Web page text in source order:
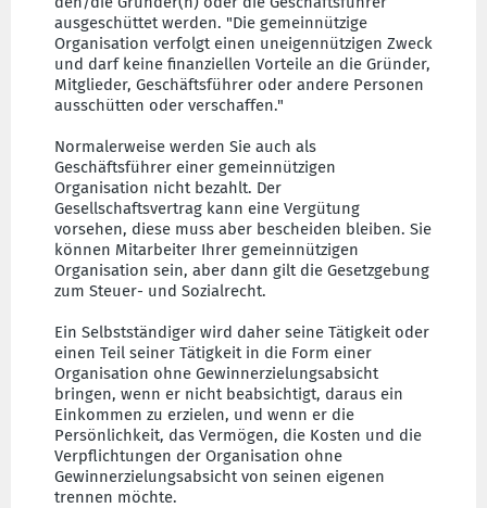
ausgeschüttet werden. "Die gemeinnützige
Organisation verfolgt einen uneigennützigen Zweck
und darf keine finanziellen Vorteile an die Gründer,
Mitglieder, Geschäftsführer oder andere Personen
ausschütten oder verschaffen."
Normalerweise werden Sie auch als
Geschäftsführer einer gemeinnützigen
Organisation nicht bezahlt. Der
Gesellschaftsvertrag kann eine Vergütung
vorsehen, diese muss aber bescheiden bleiben. Sie
können Mitarbeiter Ihrer gemeinnützigen
Organisation sein, aber dann gilt die Gesetzgebung
zum Steuer- und Sozialrecht.
Ein Selbstständiger wird daher seine Tätigkeit oder
einen Teil seiner Tätigkeit in die Form einer
Organisation ohne Gewinnerzielungsabsicht
bringen, wenn er nicht beabsichtigt, daraus ein
Einkommen zu erzielen, und wenn er die
Persönlichkeit, das Vermögen, die Kosten und die
Verpflichtungen der Organisation ohne
Gewinnerzielungsabsicht von seinen eigenen
trennen möchte.